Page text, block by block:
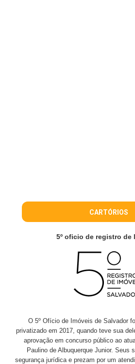
CARTÓRIOS
5º oficio de registro de
O 5º Ofício de Imóveis de Salvador
privatizado em 2017, quando teve sua
aprovação em concurso público ao
Paulino de Albuquerque Junior. Seus
segurança jurídica e prezam por um